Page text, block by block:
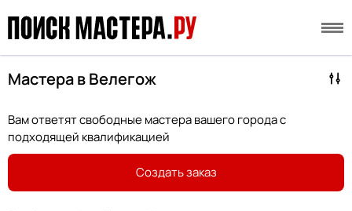
Мастера в Велегож
Вам ответят свободные мастера вашего города с
подходящей квалификацией
Создать заказ